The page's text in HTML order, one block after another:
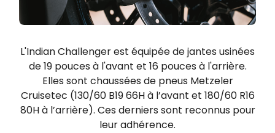
L'Indian Challenger est équipée de jantes usinées
de 19 pouces à l'avant et 16 pouces à l'arrière.
Elles sont chaussées de pneus Metzeler
Cruisetec (130/60 B19 66H à l’avant et 180/60 R16
80H à l’arrière). Ces derniers sont reconnus pour
leur adhérence.